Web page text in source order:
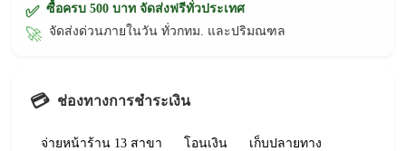
✅ ซื้อครบ 500 บาท จัดส่งฟรีทั่วประเทศ
🚀 จัดส่งด่วนภายในวัน ทั่วกทม. และปริมณฑล
💳 ช่องทางการชำระเงิน
จ่ายหน้าร้าน 13 สาขา โอนเงิน เก็บปลายทาง